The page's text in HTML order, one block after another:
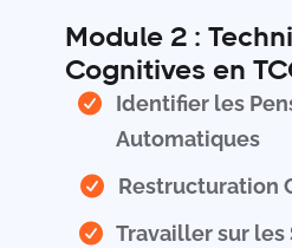
Module 2 :
Cognitives en
Identifier les
Automatiques
Restructuration
Travailler sur les